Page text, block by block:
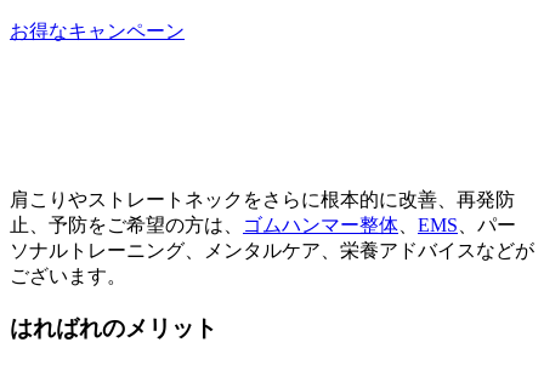
お得なキャンペーン
肩こりやストレートネックをさらに根本的に改善、再発防
止、予防をご希望の方は、
ゴムハンマー整体 EMS 、パー
ソナルトレーニング、メンタルケア、栄養アドバイスなどが
ございます。
はればれのメリット